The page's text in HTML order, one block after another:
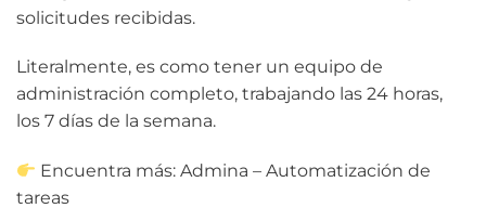
solicitudes recibidas.
Literalmente, es como tener un equipo de
administración completo, trabajando las 24 horas,
los 7 días de la semana.
Encuentra más:Admina – Automatización de
tareas